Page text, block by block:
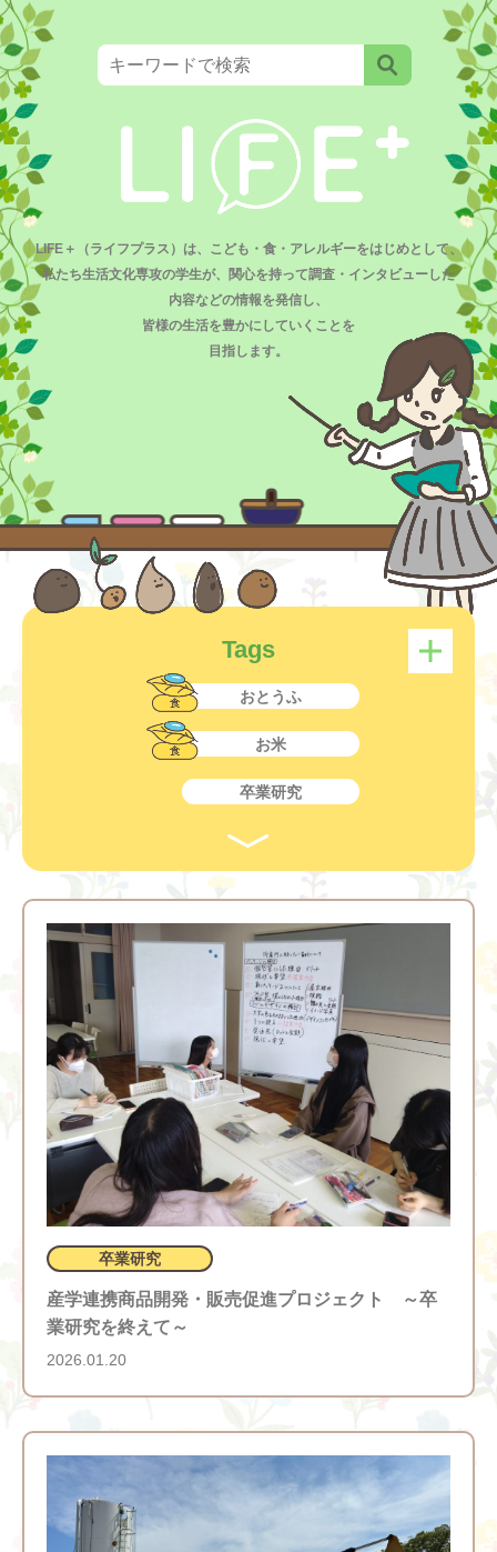
LIFE＋（ライフプラス）は、こども・食・アレルギーをはじめとして、
私たち生活文化専攻の学生が、関心を持って調査・インタビューした
内容などの情報を発信し、
皆様の生活を豊かにしていくことを
目指します。
Tags
おとうふ
お米
卒業研究
子ども
産学連携開発商品
食物
食育
卒業研究
産学連携商品開発・販売促進プロジェクト ～卒
業研究を終えて～
2026.01.20